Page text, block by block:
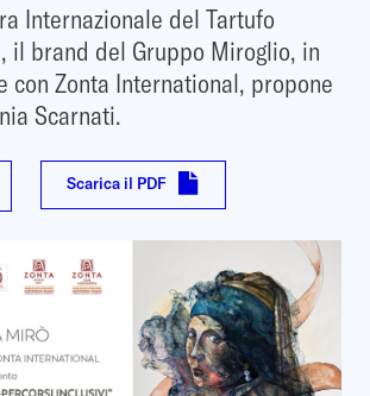
Internazionale del Tartufo
il brand del Gruppo Miroglio, in
con Zonta International, propone
Scarnati.
Scarica il PDF